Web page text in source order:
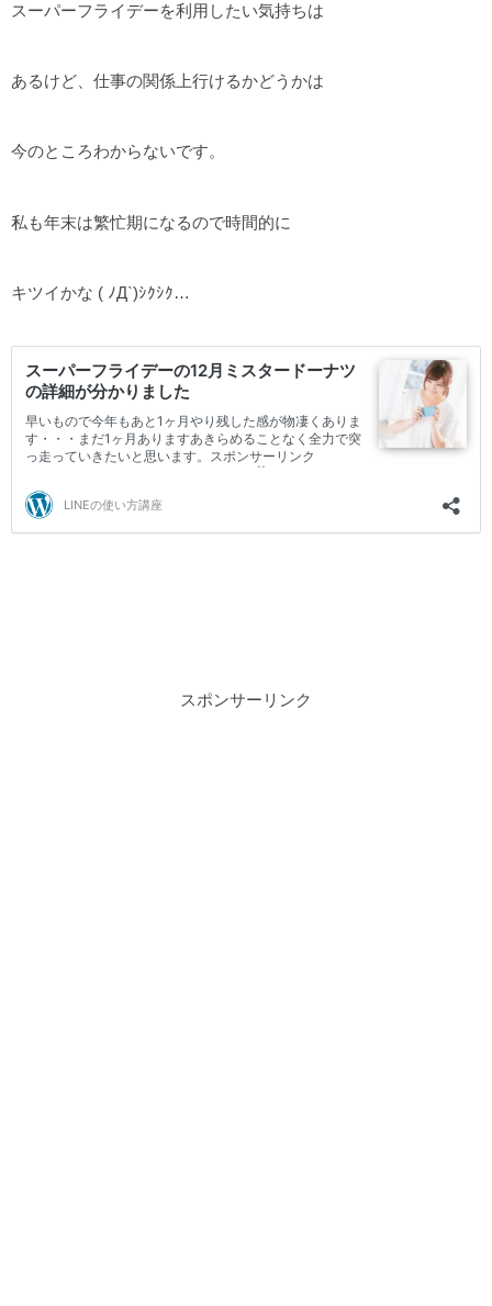
スーパーフライデーを利用したい気持ちは
あるけど、仕事の関係上行けるかどうかは
今のところわからないです。
私も年末は繁忙期になるので時間的に
キツイかな ( ﾉД`)ｼｸｼｸ…
スポンサーリンク